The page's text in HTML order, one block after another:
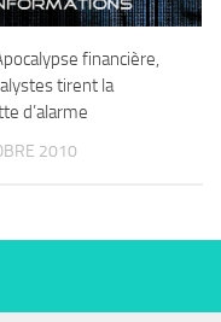
financière,
tirent la
d’alarme
2010